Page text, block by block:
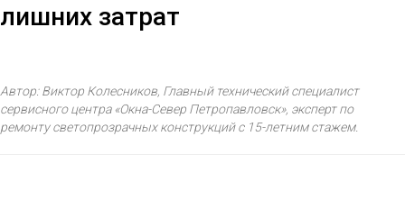
лишних затрат
Автор: Виктор Колесников, Главный технический специалист
сервисного центра «Окна-Север Петропавловск», эксперт по
ремонту светопрозрачных конструкций с 15-летним стажем.